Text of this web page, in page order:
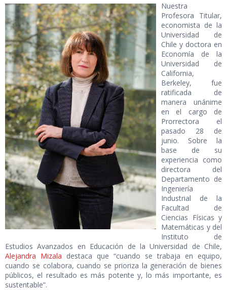
Nuestra
Profesora Titular,
economista de la
Universidad de
Chile y doctora en
Economía de la
Universidad de
California,
Berkeley, fue
ratificada de
manera unánime
en el cargo de
Prorrectora el
pasado 28 de
junio. Sobre la
base de su
experiencia como
directora del
Departamento de
Ingeniería
Industrial de la
Facultad de
Ciencias Físicas y
Matemáticas y del
Instituto de
Estudios Avanzados en Educación de la Universidad de Chile,
Alejandra Mizala destaca que “cuando se trabaja en equipo,
cuando se colabora, cuando se prioriza la generación de bienes
públicos, el resultado es más potente y, lo más importante, es
sustentable”.